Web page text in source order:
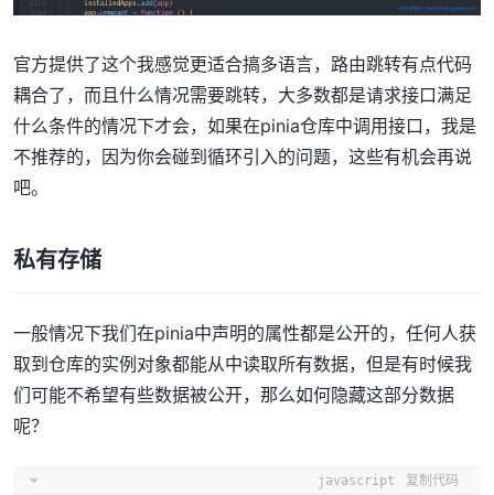
官方提供了这个我感觉更适合搞多语言，路由跳转有点代码
耦合了，而且什么情况需要跳转，大多数都是请求接口满足
什么条件的情况下才会，如果在pinia仓库中调用接口，我是
不推荐的，因为你会碰到循环引入的问题，这些有机会再说
吧。
私有存储
一般情况下我们在pinia中声明的属性都是公开的，任何人获
取到仓库的实例对象都能从中读取所有数据，但是有时候我
们可能不希望有些数据被公开，那么如何隐藏这部分数据
呢？
javascript 复制代码